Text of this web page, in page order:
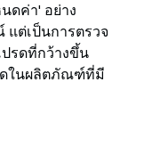
ดค่า' อย่าง
แต่เป็นการตรวจ
ปรดที่กว้างขึ้น
ดในผลิตภัณฑ์ที่มี